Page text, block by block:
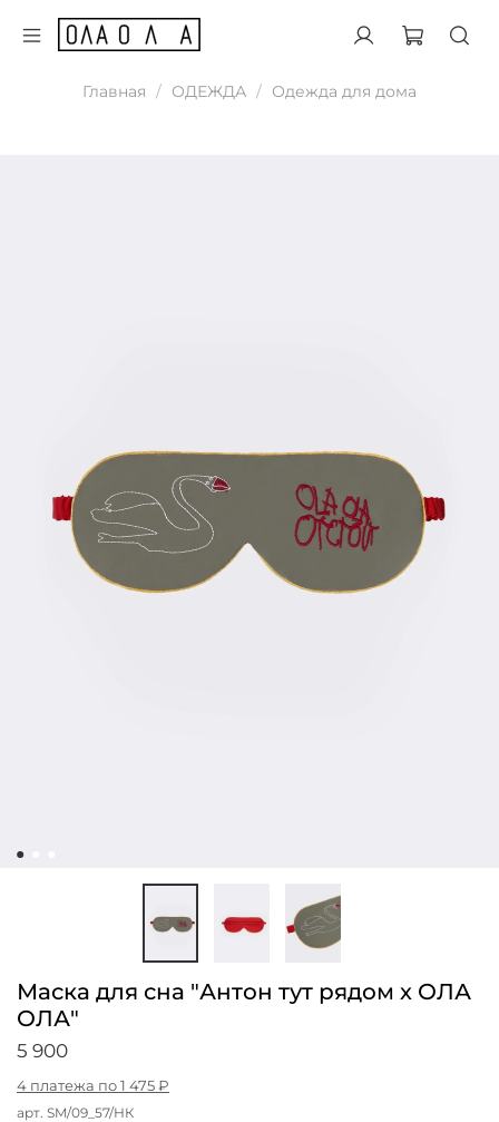
Главная ОДЕЖДА Одежда для дома
арт. SM/09_57/НК
Маска для сна "Антон тут рядом х ОЛА
ОЛА"
5 900
4 платежа по 1 475 ₽